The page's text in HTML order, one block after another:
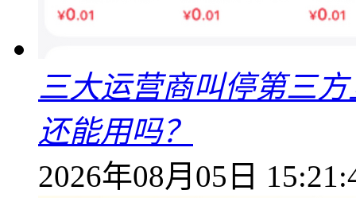
三大运营商叫停第三
还能用吗？
2026年08月05日